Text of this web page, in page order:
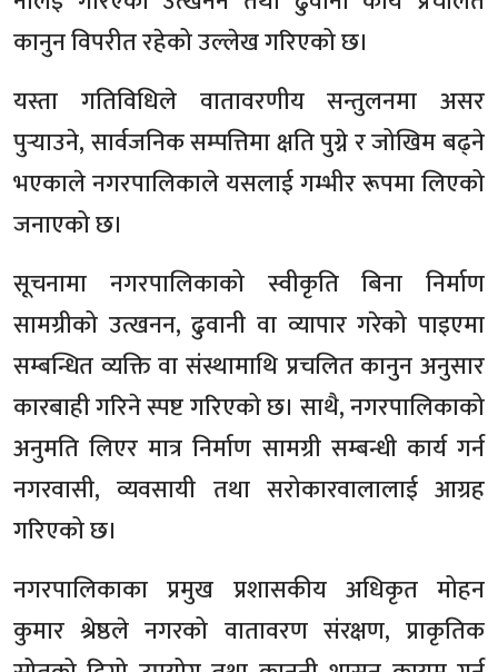
कानुन विपरीत रहेको उल्लेख गरिएको छ।
यस्ता गतिविधिले वातावरणीय सन्तुलनमा असर
पुर्‍याउने, सार्वजनिक सम्पत्तिमा क्षति पुग्ने र जोखिम बढ्ने
भएकाले नगरपालिकाले यसलाई गम्भीर रूपमा लिएको
जनाएको छ।
सूचनामा नगरपालिकाको स्वीकृति बिना निर्माण
सामग्रीको उत्खनन, ढुवानी वा व्यापार गरेको पाइएमा
सम्बन्धित व्यक्ति वा संस्थामाथि प्रचलित कानुन अनुसार
कारबाही गरिने स्पष्ट गरिएको छ। साथै, नगरपालिकाको
अनुमति लिएर मात्र निर्माण सामग्री सम्बन्धी कार्य गर्न
नगरवासी, व्यवसायी तथा सरोकारवालालाई आग्रह
गरिएको छ।
नगरपालिकाका प्रमुख प्रशासकीय अधिकृत मोहन
कुमार श्रेष्ठले नगरको वातावरण संरक्षण, प्राकृतिक